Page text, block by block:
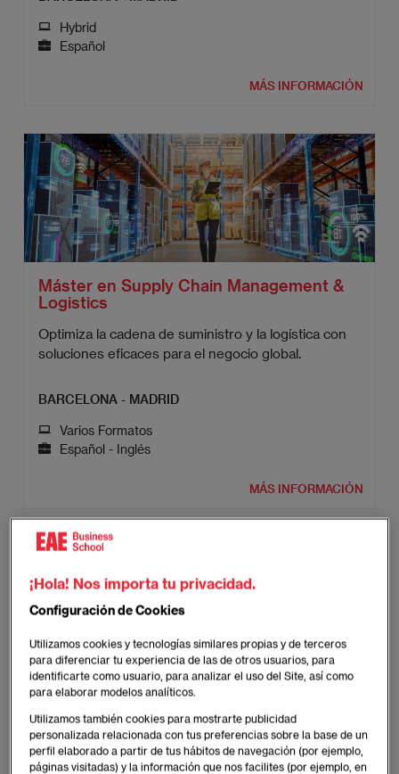
Hybrid
Español
MÁS INFORMACIÓN
Máster en Supply Chain Management &
Logistics
Optimiza la cadena de suministro y la logística con
soluciones eficaces para el negocio global.
BARCELONA - MADRID
Varios Formatos
Español - Inglés
MÁS INFORMACIÓN
Máster en Project Management
Gestiona proyectos con éxito, liderando equipos y
recursos para alcanzar objetivos de alto impacto.
¡Hola! Nos importa tu privacidad.
Configuración de Cookies
Utilizamos cookies y tecnologías similares propias y de terceros
para diferenciar tu experiencia de las de otros usuarios, para
identificarte como usuario, para analizar el uso del Site, así como
para elaborar modelos analíticos.
Utilizamos también cookies para mostrarte publicidad
personalizada relacionada con tus preferencias sobre la base de un
perfil elaborado a partir de tus hábitos de navegación (por ejemplo,
páginas visitadas) y la información que nos facilites (por ejemplo, en